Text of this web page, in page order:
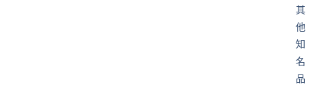
其
他
知
名
品